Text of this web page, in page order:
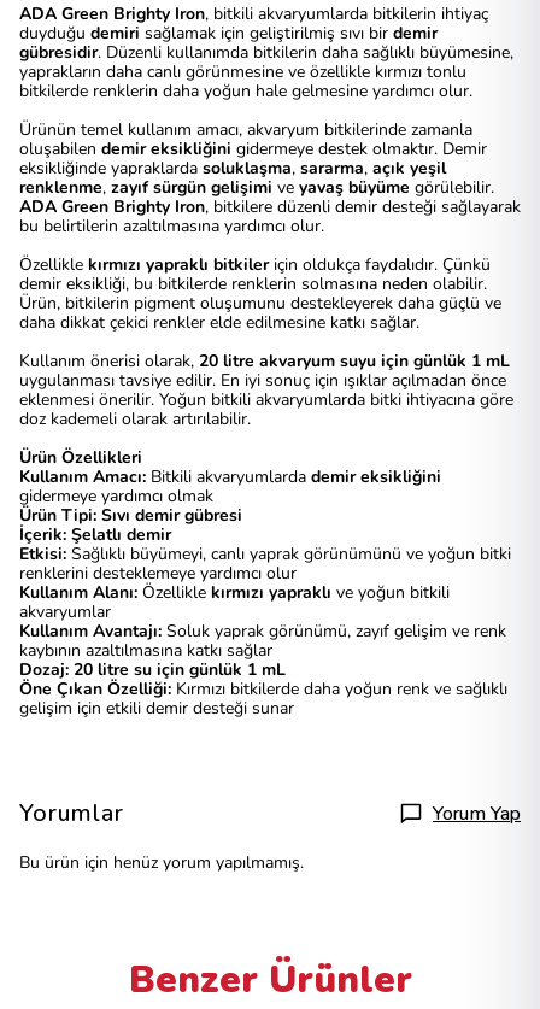
ADA Green Brighty Iron, bitkili akvaryumlarda bitkilerin ihtiyaç
duyduğu demiri sağlamak için geliştirilmiş sıvı bir demir
gübresidir. Düzenli kullanımda bitkilerin daha sağlıklı büyümesine,
yaprakların daha canlı görünmesine ve özellikle kırmızı tonlu
bitkilerde renklerin daha yoğun hale gelmesine yardımcı olur.
Ürünün temel kullanım amacı, akvaryum bitkilerinde zamanla
oluşabilen demir eksikliğini gidermeye destek olmaktır. Demir
eksikliğinde yapraklarda soluklaşma, sararma, açık yeşil
renklenme, zayıf sürgün gelişimi ve yavaş büyüme görülebilir.
ADA Green Brighty Iron, bitkilere düzenli demir desteği sağlayarak
bu belirtilerin azaltılmasına yardımcı olur.
Özellikle kırmızı yapraklı bitkileriçin oldukça faydalıdır. Çünkü
demir eksikliği, bu bitkilerde renklerin solmasına neden olabilir.
Ürün, bitkilerin pigment oluşumunu destekleyerek daha güçlü ve
daha dikkat çekici renkler elde edilmesine katkı sağlar.
Kullanım önerisi olarak, 20 litre akvaryum suyu için günlük 1 mL
uygulanması tavsiye edilir. En iyi sonuç için ışıklar açılmadan önce
eklenmesi önerilir. Yoğun bitkili akvaryumlarda bitki ihtiyacına göre
doz kademeli olarak artırılabilir.
Ürün Özellikleri
Kullanım Amacı: Bitkili akvaryumlarda demir eksikliğini
gidermeye yardımcı olmak
Ürün Tipi: Sıvı demir gübresi
İçerik: Şelatlı demir
Etkisi: Sağlıklı büyümeyi, canlı yaprak görünümünü ve yoğun bitki
renklerini desteklemeye yardımcı olur
Kullanım Alanı: Özellikle kırmızı yapraklı ve yoğun bitkili
akvaryumlar
Kullanım Avantajı: Soluk yaprak görünümü, zayıf gelişim ve renk
kaybının azaltılmasına katkı sağlar
Dozaj: 20 litre su için günlük 1 mL
Öne Çıkan Özelliği: Kırmızı bitkilerde daha yoğun renk ve sağlıklı
gelişim için etkili demir desteği sunar
Yorumlar Yorum Yap
Bu ürün için henüz yorum yapılmamış.
Benzer Ürünler